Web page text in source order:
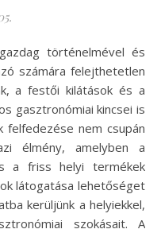
számára felejthetetlen
a festői kilátások és a
gasztronómiai kincsei is
felfedezése nem csupán
élmény, amelyben a
a friss helyi termékek
látogatása lehetőséget
kerüljünk a helyiekkel,
szokásait. A